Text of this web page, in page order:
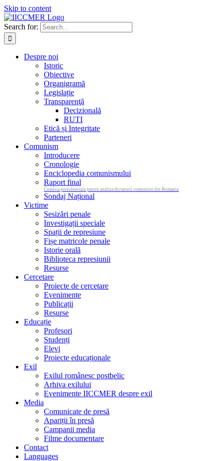
Skip to content
Search for:
Despre noi
Istoric
Obiective
Organigramă
Legislație
Transparenţă
Decizională
RUTI
Etică și Integritate
Parteneri
Comunism
Introducere
Cronologie
Enciclopedia comunismului
Raport final
Comisia prezidentiala pentru analiza dictaturii comuniste din Romania
Sondaj Național
Victime
Sesizări penale
Investigații speciale
Spații de represiune
Fișe matricole penale
Istorie orală
Biblioteca represiunii
Resurse
Cercetare
Proiecte de cercetare
Evenimente
Publicații
Resurse
Educație
Profesori
Studenți
Elevi
Proiecte educaționale
Exil
Exilul românesc postbelic
Arhiva exilului
Evenimente IICCMER despre exil
Media
Comunicate de presă
Apariții în presă
Campanii media
Filme documentare
Contact
Languages